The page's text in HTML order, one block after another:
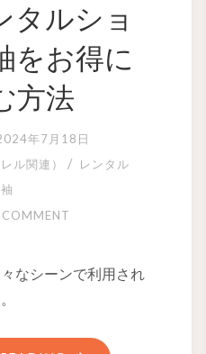
タルショ
をお得に
方法
年7月18日
ル関連）
/ レンタル
COMMENT
なシーンで利用され